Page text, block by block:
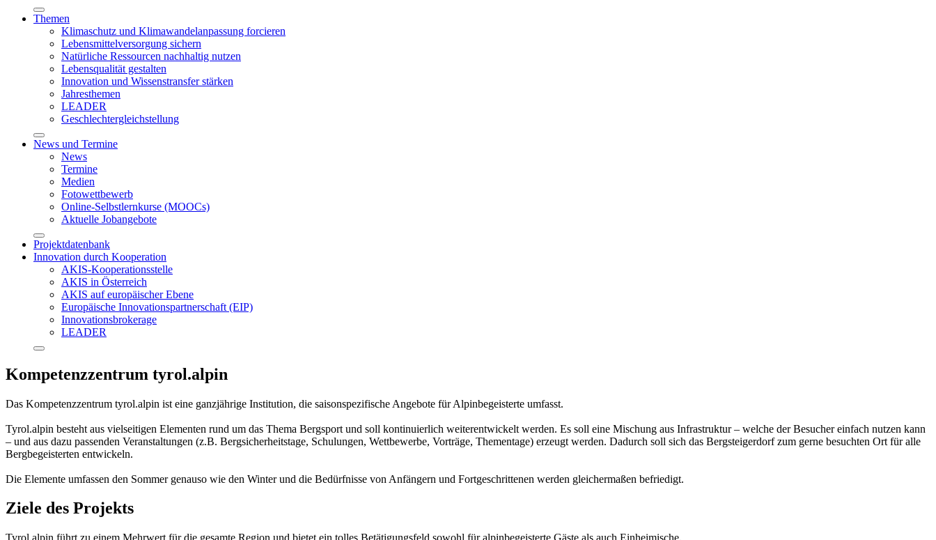
Themen
Klimaschutz und Klimawandelanpassung forcieren
Lebensmittelversorgung sichern
Natürliche Ressourcen nachhaltig nutzen
Lebensqualität gestalten
Innovation und Wissenstransfer stärken
Jahresthemen
LEADER
Geschlechtergleichstellung
News und Termine
News
Termine
Medien
Fotowettbewerb
Online-Selbstlernkurse (MOOCs)
Aktuelle Jobangebote
Projektdatenbank
Innovation durch Kooperation
AKIS-Kooperationsstelle
AKIS in Österreich
AKIS auf europäischer Ebene
Europäische Innovationspartnerschaft (EIP)
Innovationsbrokerage
LEADER
Kompetenzzentrum tyrol.alpin
Das Kompetenzzentrum tyrol.alpin ist eine ganzjährige Institution, die saisonspezifische Angebote für Alpinbegeisterte umfasst.
Tyrol.alpin besteht aus vielseitigen Elementen rund um das Thema Bergsport und soll kontinuierlich weiterentwickelt werden. Es soll eine Mischung aus Infrastruktur – welche der Besucher einfach nutzen kann
– und aus dazu passenden Veranstaltungen (z.B. Bergsicherheitstage, Schulungen, Wettbewerbe, Vorträge, Thementage) erzeugt werden. Dadurch soll sich das Bergsteigerdorf zum gerne besuchten Ort für alle
Bergbegeisterten entwickeln.
Die Elemente umfassen den Sommer genauso wie den Winter und die Bedürfnisse von Anfängern und Fortgeschrittenen werden gleichermaßen befriedigt.
Ziele des Projekts